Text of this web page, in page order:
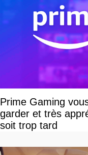
Prime Gaming
garder et très
soit trop tard